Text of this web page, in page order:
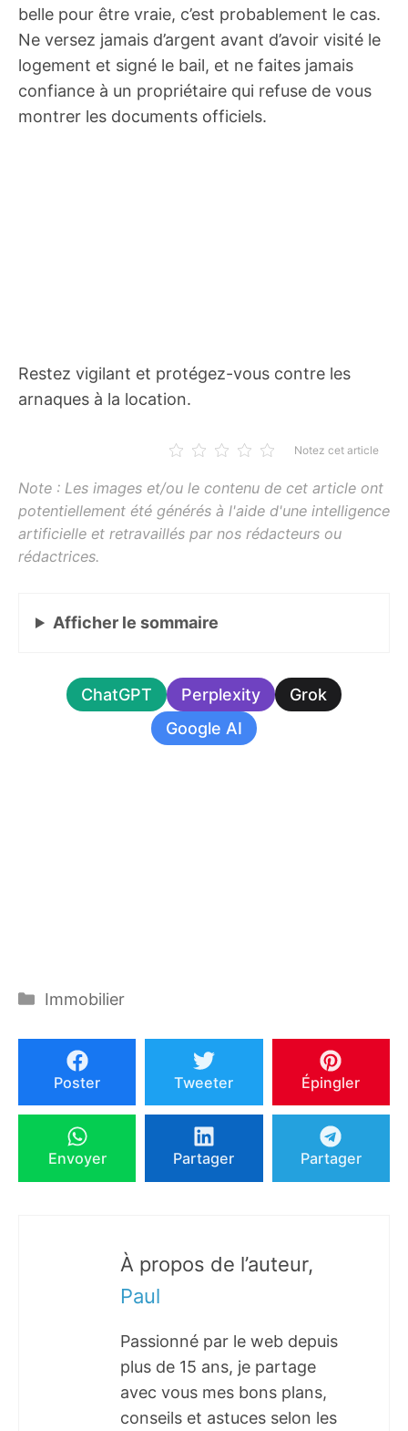
belle pour être vraie, c’est probablement le cas.
Ne versez jamais d’argent avant d’avoir visité le
logement et signé le bail, et ne faites jamais
confiance à un propriétaire qui refuse de vous
montrer les documents officiels.
Restez vigilant et protégez-vous contre les
arnaques à la location.
Notez cet article
Afficher le sommaire
ChatGPT Perplexity
Grok
Google AI
Catégories
Immobilier
Poster Tweeter Épingler
Envoyer Partager Partager
À propos de l’auteur,
Paul
Passionné par le web depuis
plus de 15 ans, je partage
avec vous mes bons plans,
conseils et astuces selon les